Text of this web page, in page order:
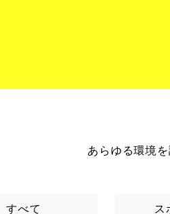
あらゆる環境
すべて ス